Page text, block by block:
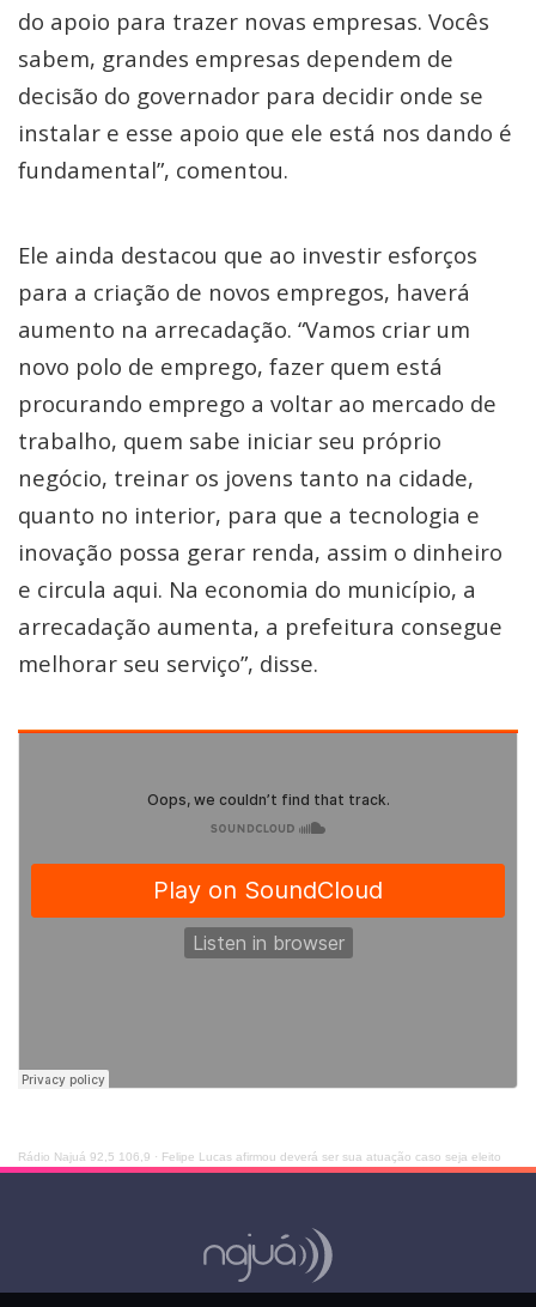
do apoio para trazer novas empresas. Vocês
sabem, grandes empresas dependem de
decisão do governador para decidir onde se
instalar e esse apoio que ele está nos dando é
fundamental”, comentou.
Ele ainda destacou que ao investir esforços
para a criação de novos empregos, haverá
aumento na arrecadação. “Vamos criar um
novo polo de emprego, fazer quem está
procurando emprego a voltar ao mercado de
trabalho, quem sabe iniciar seu próprio
negócio, treinar os jovens tanto na cidade,
quanto no interior, para que a tecnologia e
inovação possa gerar renda, assim o dinheiro
e circula aqui. Na economia do município, a
arrecadação aumenta, a prefeitura consegue
melhorar seu serviço”, disse.
Rádio Najuá 92,5 106,9 · Felipe Lucas afirmou deverá ser sua atuação caso seja eleito